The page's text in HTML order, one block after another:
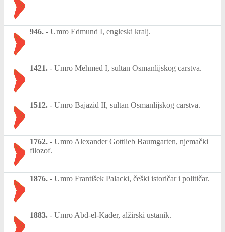
946. - Umro Edmund I, engleski kralj.
1421. - Umro Mehmed I, sultan Osmanlijskog carstva.
1512. - Umro Bajazid II, sultan Osmanlijskog carstva.
1762. - Umro Alexander Gottlieb Baumgarten, njemački
filozof.
1876. - Umro František Palacki, češki istoričar i političar.
1883. - Umro Abd-el-Kader, alžirski ustanik.